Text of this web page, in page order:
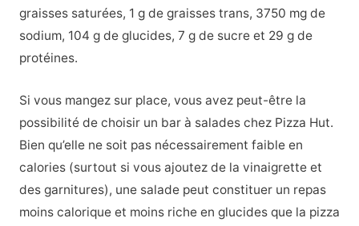
graisses saturées, 1 g de graisses trans, 3750 mg de
sodium, 104 g de glucides, 7 g de sucre et 29 g de
protéines.
Si vous mangez sur place, vous avez peut-être la
possibilité de choisir un bar à salades chez Pizza Hut.
Bien qu’elle ne soit pas nécessairement faible en
calories (surtout si vous ajoutez de la vinaigrette et
des garnitures), une salade peut constituer un repas
moins calorique et moins riche en glucides que la pizza